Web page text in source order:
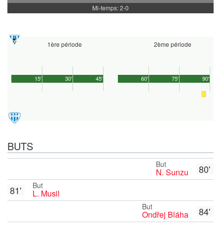
Mi-temps: 2-0
1ère période
45'
15' 30'
2ème période
90'
60' 75'
BUTS
80'
But
N. Sunzu
But
L. Musil
81'
84'
But
Ondřej Bláha